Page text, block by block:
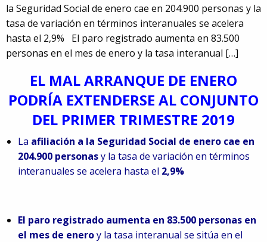
5980674
la Seguridad Social de enero cae en 204.900 personas y la
tasa de variación en términos interanuales se acelera
hasta el 2,9% El paro registrado aumenta en 83.500
personas en el mes de enero y la tasa interanual […]
EL MALARRANQUE DE ENERO
PODRÍA EXTENDERSE AL CONJUNTO
DEL PRIMER TRIMESTRE 2019
La afiliación a la Seguridad Social de enero cae en
204.900 personasy la tasa de variación en términos
interanuales se acelera hasta el 2,9%
El paro registrado aumenta en 83.500 personas en
el mes de eneroy la tasa interanual se sitúa en el